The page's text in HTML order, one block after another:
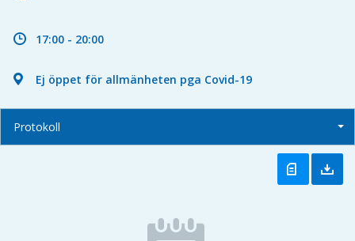
17:00 - 20:00
Ej öppet för allmänheten pga Covid-19
Protokoll